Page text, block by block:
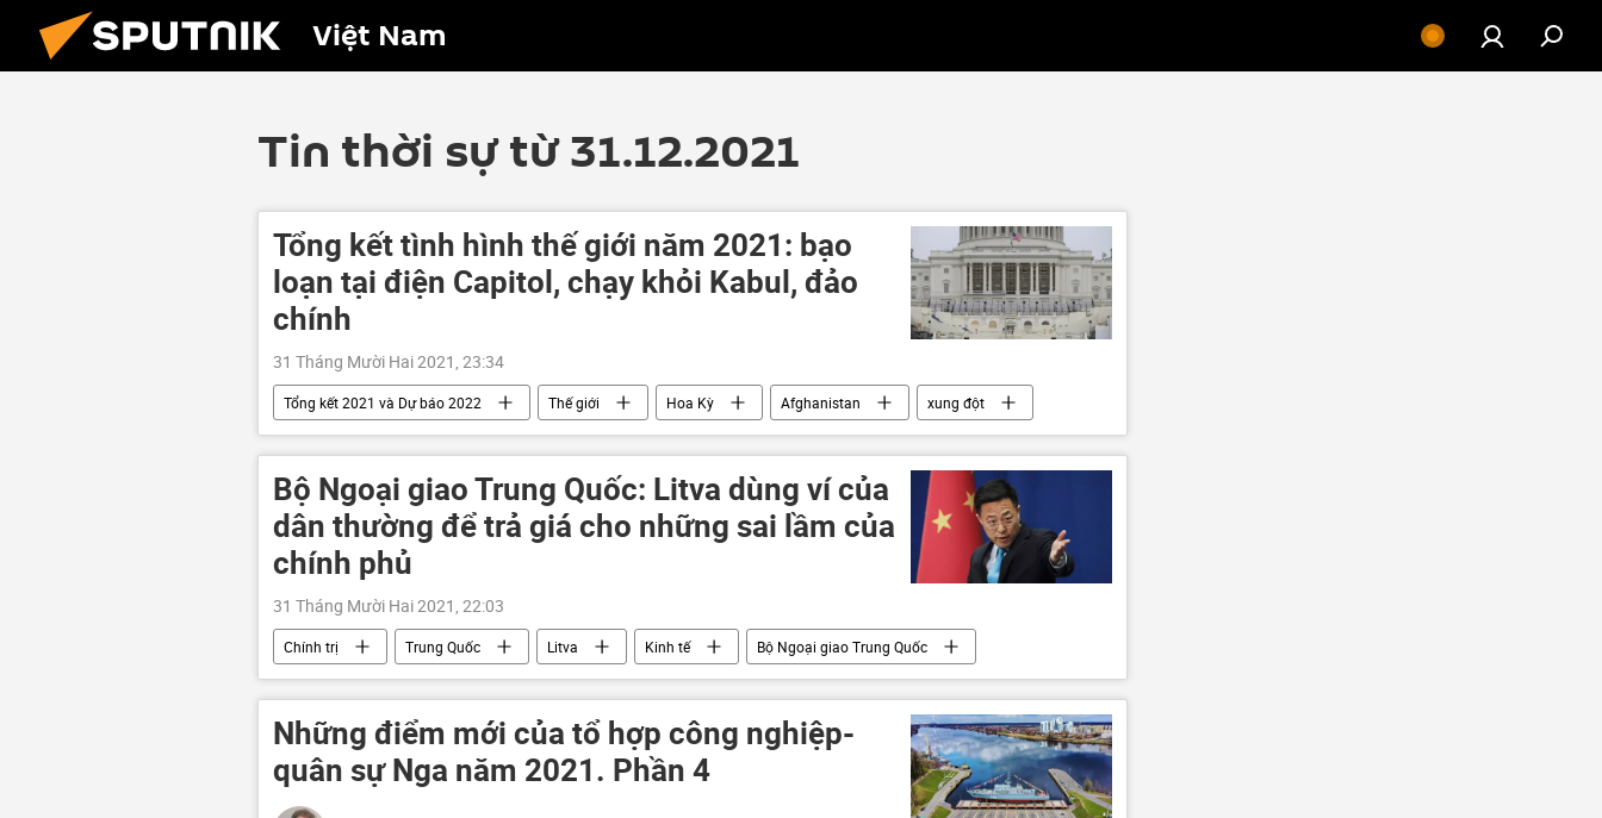
Việt Nam
Tin thời sự từ 31.12.2021
Tổng kết tình hình thế giới năm 2021: bạo
loạn tại điện Capitol, chạy khỏi Kabul, đảo
chính
31 Tháng Mười Hai 2021, 23:34
Tổng kết 2021 và Dự báo 2022 Thế giới Hoa Kỳ Afghanistan
xung đột
Đảo chính quân sự ở Myanmar
Hội nghị thượng đỉnh Putin-Biden NATO
Bộ Ngoại giao Trung Quốc: Litva dùng ví của
dân thường để trả giá cho những sai lầm của
chính phủ
31 Tháng Mười Hai 2021, 22:03
Chính trị Trung Quốc Litva Kinh tế Bộ Ngoại giao Trung Quốc
Những điểm mới của tổ hợp công nghiệp-
quân sự Nga năm 2021. Phần 4